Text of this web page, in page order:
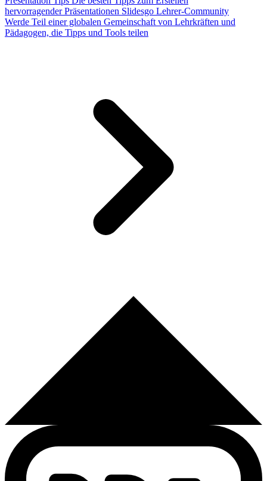
hervorragender Präsentationen Slidesgo Lehrer-Community
Werde Teil einer globalen Gemeinschaft von Lehrkräften und
Pädagogen, die Tipps und Tools teilen